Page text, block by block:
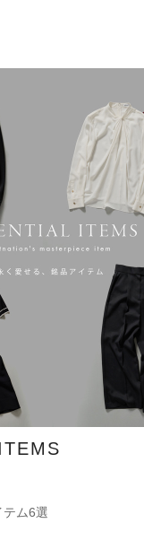
テム6選